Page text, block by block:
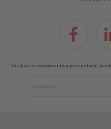
Ons laatste nieuws ontvangen omtrent